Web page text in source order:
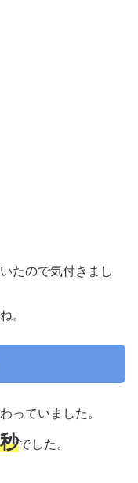
たので気付きまし
。
っていました。
でした。